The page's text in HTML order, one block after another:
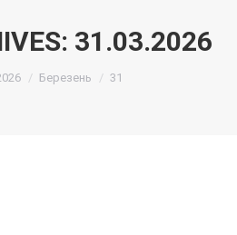
31.03.2026
Березень 31